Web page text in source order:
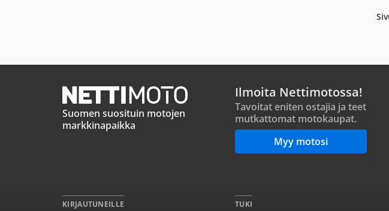
Suomen suosituin motojen
markkinapaikka
Ilmoita Nettimotossa!
Tavoitat eniten ostajia ja teet
mutkattomat motokaupat.
Myy motosi
KIRJAUTUNEILLE TUKI